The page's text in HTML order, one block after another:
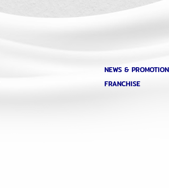
NEWS & PROMOTION
FRANCHISE